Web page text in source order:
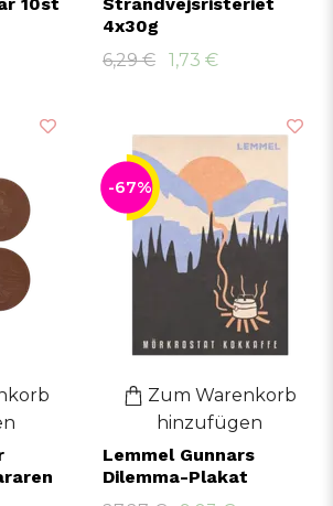
4x30g
6,29 €
1,73 €
-67%
Zum Warenkorb
hinzufügen
Lemmel Gunnars
Dilemma-Plakat